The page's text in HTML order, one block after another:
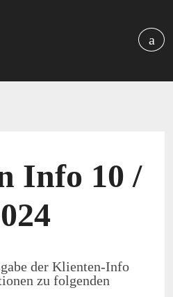
Info 10 /
der Klienten-Info
zu folgenden